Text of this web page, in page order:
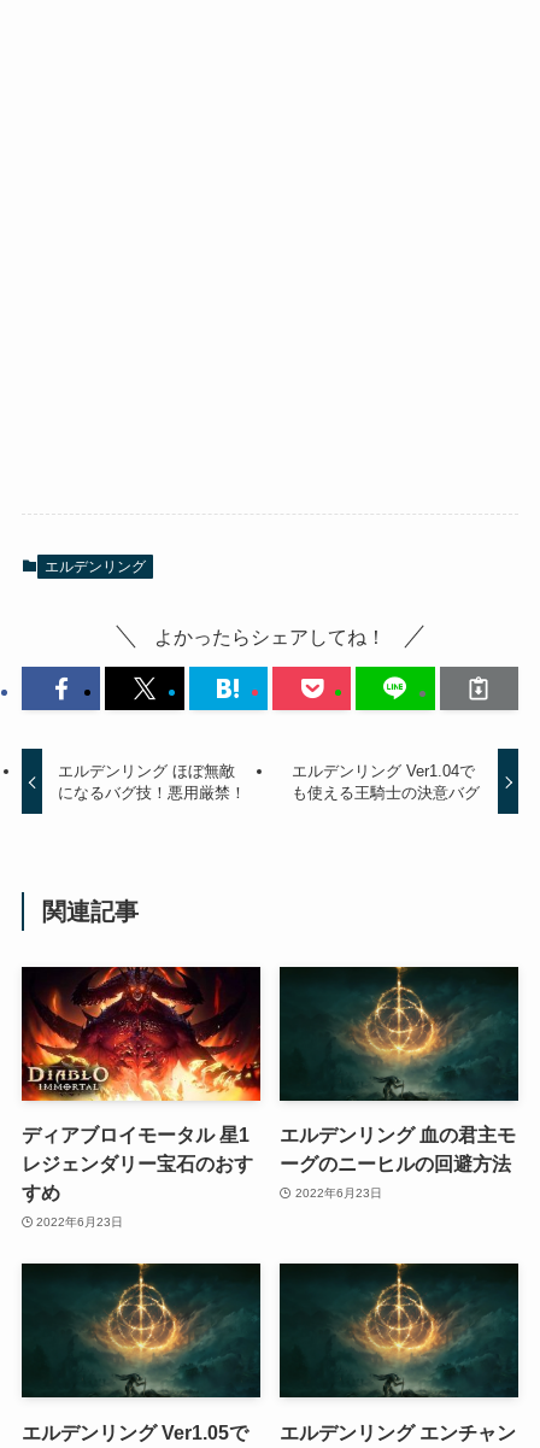
エルデンリング
よかったらシェアしてね！
エルデンリング ほぼ無敵
になるバグ技！悪用厳禁！
エルデンリング Ver1.04で
も使える王騎士の決意バグ
関連記事
ディアブロイモータル 星1
レジェンダリー宝石のおす
すめ
2022年6月23日
エルデンリング 血の君主モ
ーグのニーヒルの回避方法
2022年6月23日
エルデンリング Ver1.05で
エルデンリング エンチャン